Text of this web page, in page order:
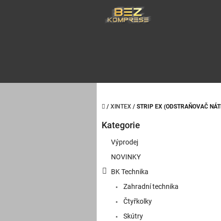
Domů
/ XINTEX / STRIP EX (ODSTRAŇOVAČ
Přeskočit
Kategorie
Výprodej
NOVINKY
BK Technika
Zahradní technika
Čtyřkolky
Skútry